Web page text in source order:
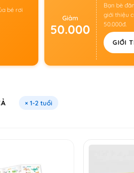
bé rơi
Giảm
50.000
Bạn bè
giới thiệu
50.000đ.
GIỚI
× 1-2 tuổi